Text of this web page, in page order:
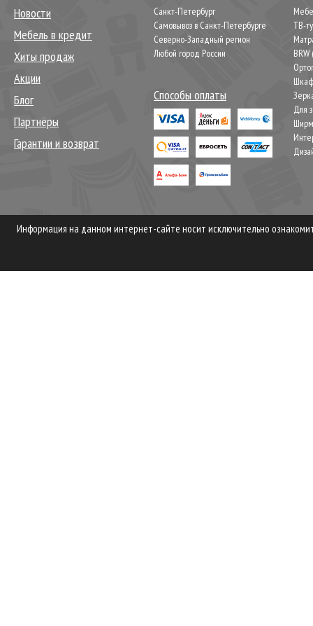
Новости
Мебель в кредит
Хиты продаж
Акции
Блог
Партнёры
Гарантии и возврат
Санкт-Петербург
Самовывоз в Санкт-Петербурге
Северно-Западный регион
Любой город России
Способы оплаты
ТВ-
Для
Информация на данном интернет-сайте носит исключительно